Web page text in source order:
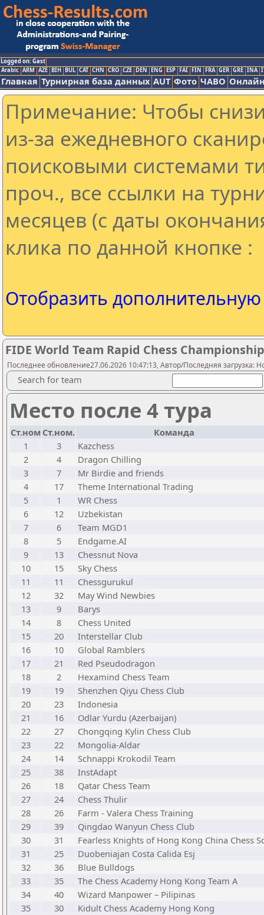
Logged on: Gast
Arabic ARM AZE BIH BUL CAT CHN CRO CZE DEN ENG ESP FAI FIN FRA GER GRE INA
Главная Турнирная база данных AUT Фото ЧАВО
Примечание: Чтобы
из-за ежедневного
поисковыми системами
проч., все ссылки на
месяцев (с даты
клика по данной кнопке :
Отобразить
FIDE World Team Rapid Chess
Последнее обновление27.06.2026 10:47:13, Автор/Последняя загрузка:
Search for team
Место после 4 тура
Ст.ном Ст.ном.
Команда
1
3
Kazchess
2
4
Dragon Chilling
3
7
Mr Birdie and friends
4
17
Theme International Trading
5
1
WR Chess
6
12
Uzbekistan
7
6
Team MGD1
8
5
Endgame.AI
9
13
Chessnut Nova
10
15
Sky Chess
11
11
Chessgurukul
12
32
May Wind Newbies
13
9
Barys
14
8
Chess United
15
20
Interstellar Club
16
10
Global Ramblers
17
21
Red Pseudodragon
18
2
Hexamind Chess Team
19
19
Shenzhen Qiyu Chess Club
20
23
Indonesia
21
16
Odlar Yurdu (Azerbaijan)
22
27
Chongqing Kylin Chess Club
23
22
Mongolia-Aldar
24
14
Schnappi Krokodil Team
25
38
InstAdapt
26
18
Qatar Chess Team
27
24
Chess Thulir
28
26
Farm - Valera Chess Training
29
39
Qingdao Wanyun Chess Club
30
31
Fearless Knights of Hong Kong China Chess
31
25
Duobeniajan Costa Calida Esj
32
36
Blue Bulldogs
33
35
The Chess Academy Hong Kong Team A
34
40
Wizard Manpower – Pilipinas
35
30
Kidult Chess Academy Hong Kong